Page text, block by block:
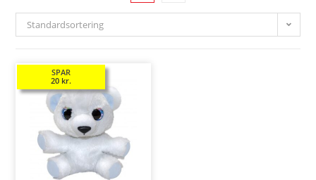
Standardsortering
SPAR
20 kr.